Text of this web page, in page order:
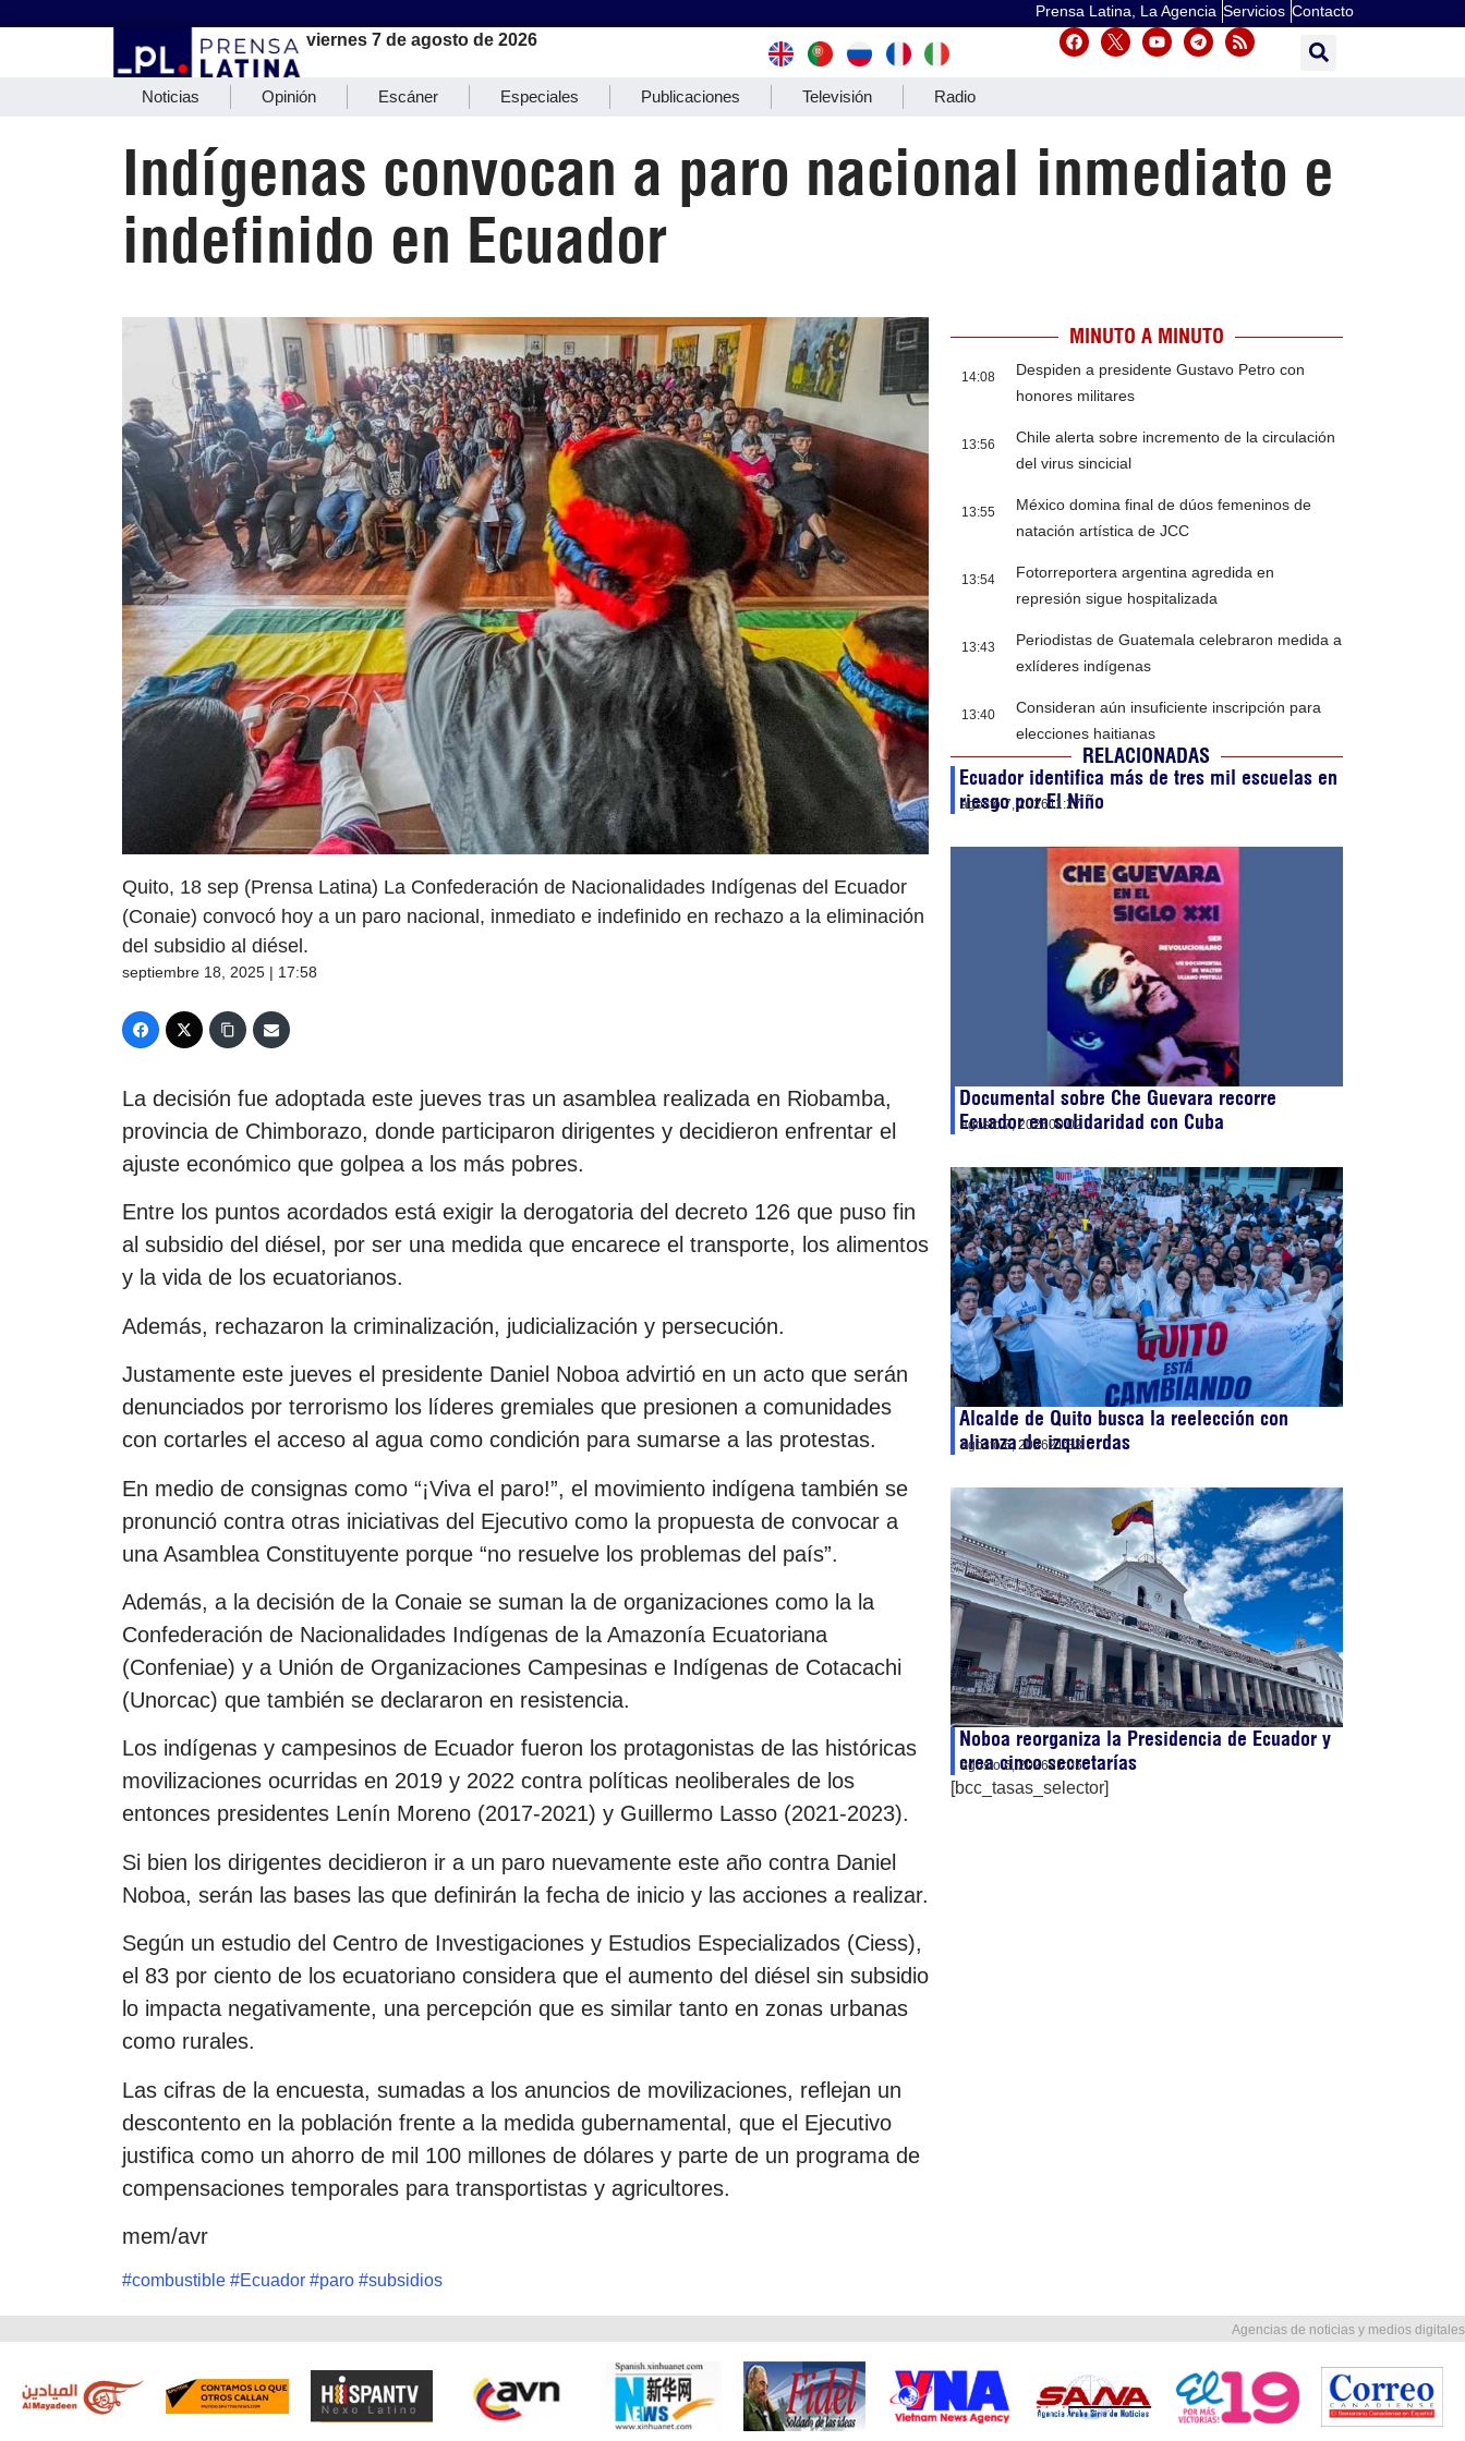
Prensa Latina, La Agencia Servicios Contacto
viernes 7 de agosto de 2026
Noticias Opinión Escáner Especiales Publicaciones Televisión Radio
Indígenas convocan a paro nacional inmediato e
indefinido en Ecuador
Quito, 18 sep (Prensa Latina) La Confederación de Nacionalidades Indígenas del Ecuador
(Conaie) convocó hoy a un paro nacional, inmediato e indefinido en rechazo a la eliminación
del subsidio al diésel.
septiembre 18, 2025 | 17:58
La decisión fue adoptada este jueves tras un asamblea realizada en Riobamba,
provincia de Chimborazo, donde participaron dirigentes y decidieron enfrentar el
ajuste económico que golpea a los más pobres.
Entre los puntos acordados está exigir la derogatoria del decreto 126 que puso fin
al subsidio del diésel, por ser una medida que encarece el transporte, los alimentos
y la vida de los ecuatorianos.
Además, rechazaron la criminalización, judicialización y persecución.
Justamente este jueves el presidente Daniel Noboa advirtió en un acto que serán
denunciados por terrorismo los líderes gremiales que presionen a comunidades
con cortarles el acceso al agua como condición para sumarse a las protestas.
En medio de consignas como “¡Viva el paro!”, el movimiento indígena también se
pronunció contra otras iniciativas del Ejecutivo como la propuesta de convocar a
una Asamblea Constituyente porque “no resuelve los problemas del país”.
Además, a la decisión de la Conaie se suman la de organizaciones como la la
Confederación de Nacionalidades Indígenas de la Amazonía Ecuatoriana
(Confeniae) y a Unión de Organizaciones Campesinas e Indígenas de Cotacachi
(Unorcac) que también se declararon en resistencia.
Los indígenas y campesinos de Ecuador fueron los protagonistas de las históricas
movilizaciones ocurridas en 2019 y 2022 contra políticas neoliberales de los
entonces presidentes Lenín Moreno (2017-2021) y Guillermo Lasso (2021-2023).
Si bien los dirigentes decidieron ir a un paro nuevamente este año contra Daniel
Noboa, serán las bases las que definirán la fecha de inicio y las acciones a realizar.
Según un estudio del Centro de Investigaciones y Estudios Especializados (Ciess),
el 83 por ciento de los ecuatoriano considera que el aumento del diésel sin subsidio
lo impacta negativamente, una percepción que es similar tanto en zonas urbanas
como rurales.
Las cifras de la encuesta, sumadas a los anuncios de movilizaciones, reflejan un
descontento en la población frente a la medida gubernamental, que el Ejecutivo
justifica como un ahorro de mil 100 millones de dólares y parte de un programa de
compensaciones temporales para transportistas y agricultores.
mem/avr
#combustible #Ecuador #paro #subsidios
MINUTO A MINUTO
14:08
Despiden a presidente Gustavo Petro con
honores militares
13:56
Chile alerta sobre incremento de la circulación
del virus sincicial
13:55
México domina final de dúos femeninos de
natación artística de JCC
13:54
Fotorreportera argentina agredida en
represión sigue hospitalizada
13:43
Periodistas de Guatemala celebraron medida a
exlíderes indígenas
13:40
Consideran aún insuficiente inscripción para
elecciones haitianas
RELACIONADAS
Ecuador identifica más de tres mil escuelas en
riesgo por El Niño
agosto 7, 202611:27
Documental sobre Che Guevara recorre
Ecuador en solidaridad con Cuba
agosto 7, 202600:02
Alcalde de Quito busca la reelección con
alianza de izquierdas
agosto 6, 202621:33
Noboa reorganiza la Presidencia de Ecuador y
crea cinco secretarías
agosto 6, 202621:05
[bcc_tasas_selector]
Agencias de noticias y medios digitales